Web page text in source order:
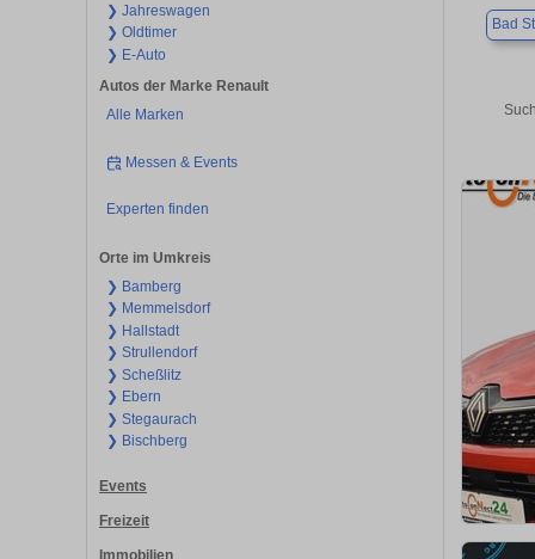
❯ Jahreswagen
❯ Oldtimer
❯ E-Auto
Autos der Marke Renault
Alle Marken
Messen & Events
Experten finden
Orte im Umkreis
❯ Bamberg
❯ Memmelsdorf
❯ Hallstadt
❯ Strullendorf
❯ Scheßlitz
❯ Ebern
❯ Stegaurach
❯ Bischberg
Events
Freizeit
Immobilien
Bad